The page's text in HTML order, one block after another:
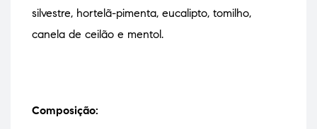
silvestre, hortelã-pimenta, eucalipto, tomilho,
canela de ceilão e mentol.
Composição: